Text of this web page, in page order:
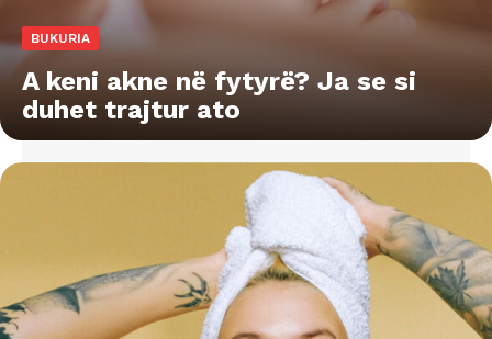
BUKURIA
A keni akne në fytyrë? Ja se si
duhet trajtur ato